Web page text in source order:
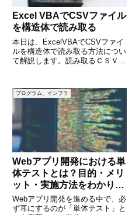
Excel VBAでCSVファイル
を構造体で読み取る
本日は、ExcelVBAでCSVファイ
ルを構造体で読み取る方法につい
て解説します。読み取るＣＳＶフ
window.adsbygoogle ||
[]).push({});構造体の準備最初
プログラム、インフラ
Webアプリ開発における単
体テストとは？目的・メリ
ット・実施方法をわかりや
すく解説
Webアプリ開発を進める中で、必
ず耳にするのが「単体テスト」と